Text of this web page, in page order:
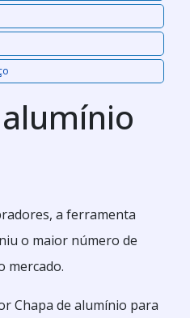
a ferramenta
o maior número de
mercado.
Chapa de alumínio para